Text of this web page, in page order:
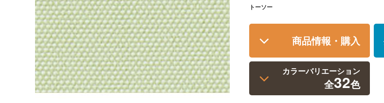
トーソー
商品情報・購入
カラーバリエーション
全32色